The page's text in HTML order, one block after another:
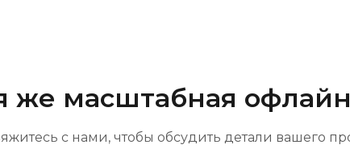
же масштабная
с нами, чтобы обсудить детали вашего